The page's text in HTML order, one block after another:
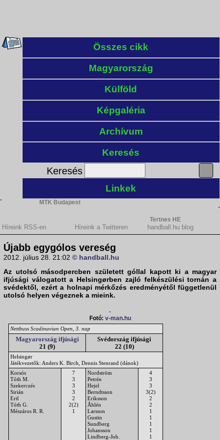
Összes cikk
Magyarország
Külföld
Képgaléria
Archívum
Keresés
Keresés
Linkek
MTK Budapest
Tertnes HE
Híreink RSS-en
Újabb egygólos vereség
2012. július 28. 21:02© handball.hu
Az utolsó másodpercben született góllal kapott ki amagyar
ifjúsági válogatotta Helsingørben zajló felkészülési tornán a
, ezért a holnapi mérkőzés eredményétől függetlenül
utolsó helyen végeznek a mieink.
Fotó:v-man.hu
Nettbuss Scadinavian Open, 3. nap
Magyarország ifjúsági
21 (9)
Svédország ifjúsági
22 (10)
Helsingør
Játékvezetők: Anders K. Birch, Dennis Stenrand (dánok)
Korsós
Tóth M.
Szekerczés
Sirián
Ertl
7
3
3
3
2
Nordström
Petrén
Hejel
Berndtsson
Eriksson
Åhlén
Larsson
Gustin
Sundberg
4
3
3
3(2)
2
2
1
1
1